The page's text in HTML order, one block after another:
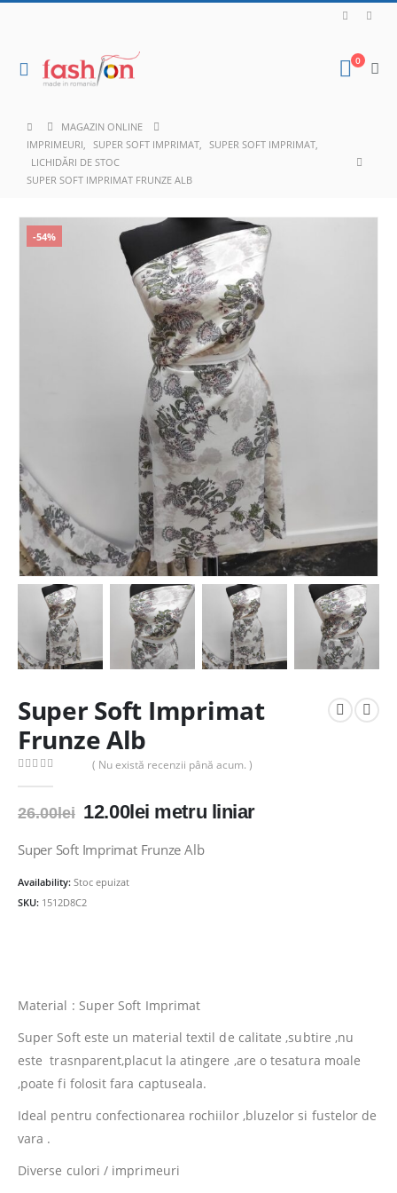
0
MAGAZIN ONLINE
IMPRIMEURI, SUPER SOFT IMPRIMAT, SUPER SOFT IMPRIMAT,
LICHIDĂRI DE STOC
SUPER SOFT IMPRIMAT FRUNZE ALB
-54%
Super Soft Imprimat
Frunze Alb
( Nu există recenzii până acum. )
26.00lei Prețul
a
26.00lei.
12.00leiPrețul
este:
metru liniar
Super Soft Imprimat Frunze Alb
Availability: Stoc epuizat
SKU: 1512D8C2
Material : Super Soft Imprimat
Super Soft este un material textil de calitate ,subtire ,nu
este trasnparent,placut la atingere ,are o tesatura moale
,poate fi folosit fara captuseala.
Ideal pentru confectionarea rochiilor ,bluzelor si fustelor de
vara .
Diverse culori / imprimeuri